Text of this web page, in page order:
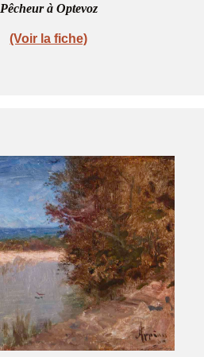
Pêcheur à Optevoz
(Voir la fiche)